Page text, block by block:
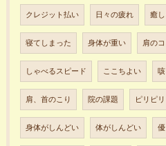
クレジット払い 日々の疲れ 癒
寝てしまった 身体が重い 肩のコ
しゃべるスピード ここちよい 咳
肩、首のこり 院の課題 ピリピリ
身体がしんどい 体がしんどい 優